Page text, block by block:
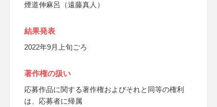
煙道伸麻呂（遠藤真人）
結果発表
2022年9月上旬ごろ
著作権の扱い
応募作品に関する著作権およびそれと同等の権利
は、応募者に帰属